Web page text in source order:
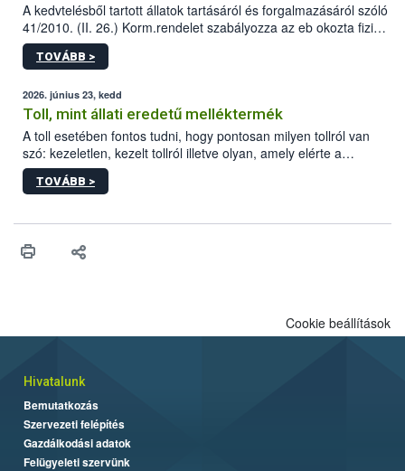
A kedvtelésből tartott állatok tartásáról és forgalmazásáról szóló
41/2010. (II. 26.) Korm.rendelet szabályozza az eb okozta fizikai
sérülés, illetve ennek veszélye keletkezésekor felmerülő
hatósági feladatokat, valamint a veszélyes eb tartását és annak
vonni az ebek viselkedésének megítélésében jártas szakértőt.
TOVÁBB >
2026. június 23, kedd
Toll, mint állati eredetű melléktermék
A toll esetében fontos tudni, hogy pontosan milyen tollról van
szó: kezeletlen, kezelt tollról illetve olyan, amely elérte a
„végpontját”.
TOVÁBB >
Cookie beállítások
Hivatalunk
Bemutatkozás
Szervezeti felépítés
Gazdálkodási adatok
Felügyeleti szervünk